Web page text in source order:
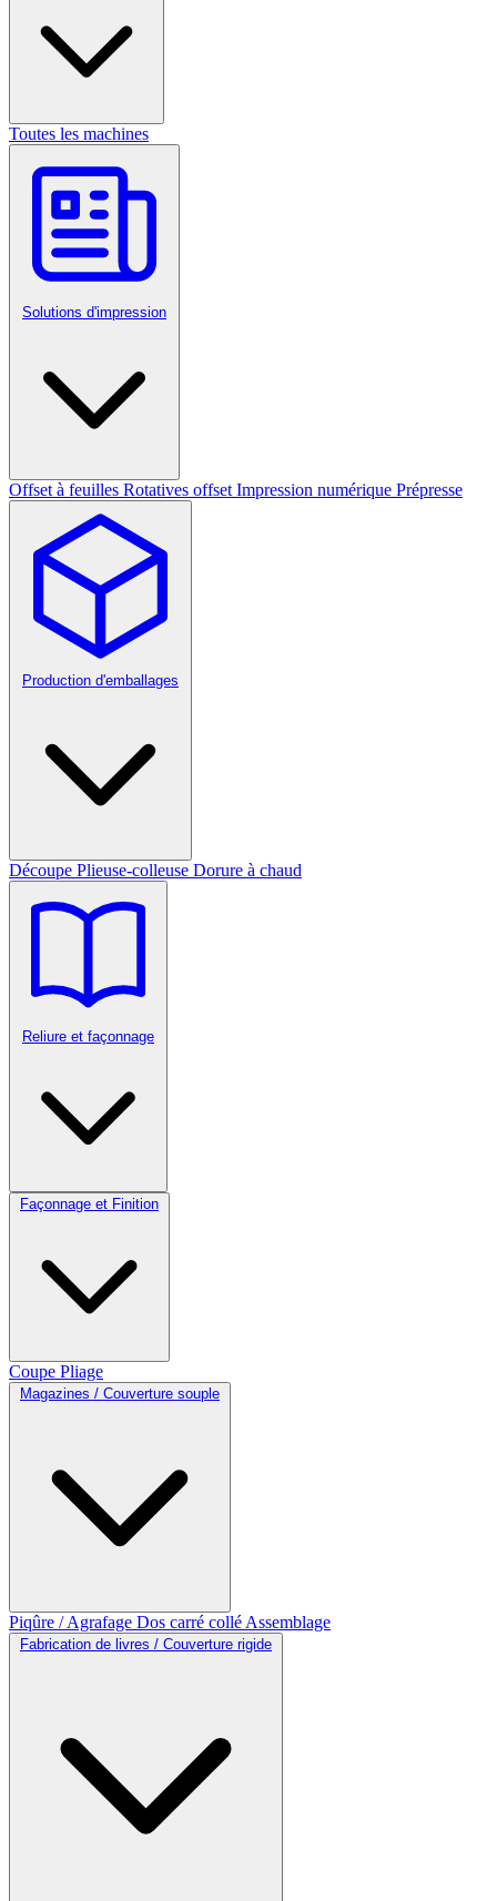
Toutes les machines
Solutions d'impression
Offset à feuilles Rotatives offset Impression numérique Prépresse
Production d'emballages
Découpe Plieuse-colleuse Dorure à chaud
Reliure et façonnage
Façonnage et Finition
Coupe Pliage
Magazines / Couverture souple
Piqûre / Agrafage Dos carré collé Assemblage
Fabrication de livres / Couverture rigide